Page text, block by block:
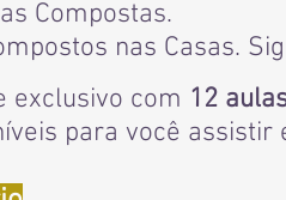
Compostas.
nas Casas.
exclusivo com 12
para você